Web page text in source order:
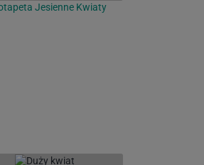
Jesienne Kwiaty